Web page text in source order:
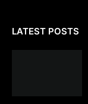
LATEST POSTS